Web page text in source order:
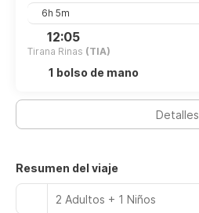
6h 5m
12:05
Tirana Rinas (TIA)
1 bolso de mano
Detalles
Resumen del viaje
2 Adultos + 1 Niños